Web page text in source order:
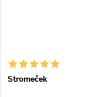
Stromeček